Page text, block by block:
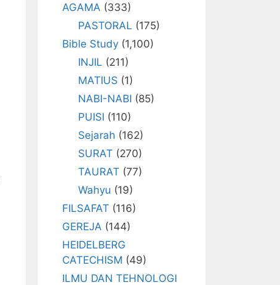
AGAMA (333)
PASTORAL (175)
Bible Study (1,100)
INJIL (211)
MATIUS (1)
NABI-NABI (85)
PUISI (110)
Sejarah (162)
SURAT (270)
TAURAT (77)
Wahyu (19)
FILSAFAT (116)
GEREJA (144)
HEIDELBERG
CATECHISM (49)
ILMU DAN TEHNOLOGI